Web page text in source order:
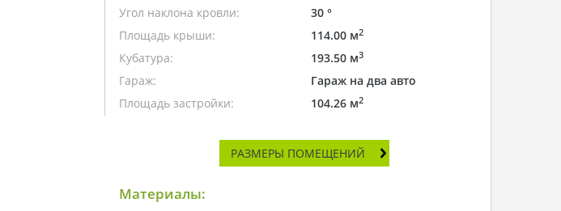
Угол наклона кровли:
30 °
Площадь крыши:
114.00 м2
Кубатура: 193.50 м3
Гараж:
Гараж на два авто
Площадь застройки:
104.26 м2
РАЗМЕРЫ ПОМЕЩЕНИЙ
Материалы: